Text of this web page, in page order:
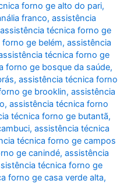
forno ge alto do pari,
franco,assistência
assistência técnica forno ge
ge belém,assistência
técnica forno ge
forno ge bosque da saúde,
,assistência técnica forno
ge brooklin,assistência
,assistência técnica forno
técnica forno ge butantã,
,assistência técnica
técnica forno ge campos
ge canindé,assistência
técnica forno ge
forno ge casa verde alta,